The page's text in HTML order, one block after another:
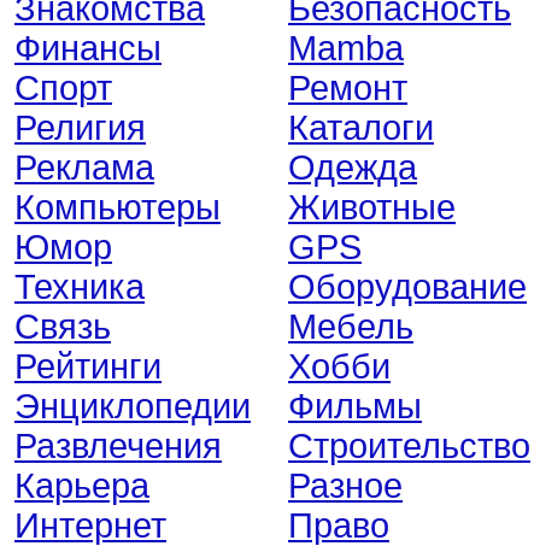
Знакомства
Финансы
Спорт
Религия
Реклама
Компьютеры
Юмор
Техника
Связь
Рейтинги
Энциклопедии
Развлечения
Карьера
Интернет
Безопасность
Mamba
Ремонт
Каталоги
Одежда
Животные
GPS
Оборудование
Мебель
Хобби
Фильмы
Строительство
Разное
Право